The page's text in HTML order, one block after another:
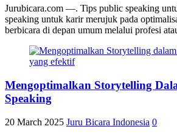
Jurubicara.com —. Tips public speaking
speaking untuk karir merujuk pada
berbicara di depan umum melalui profesi
Mengoptimalkan Storytelling
Speaking
20 March 2025 Juru Bicara Indonesia 0